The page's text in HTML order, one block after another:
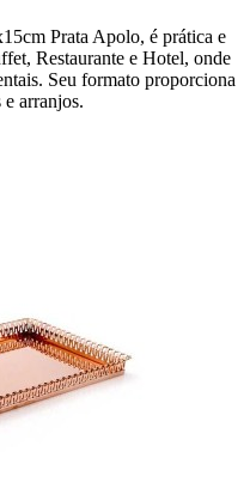
Prata Apolo, é prática e
Restaurante e Hotel, onde
Seu formato proporciona
e arranjos.